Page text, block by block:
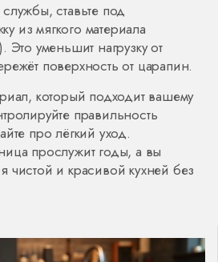
ставьте под
из мягкого материала
уменьшит нагрузку от
поверхность от царапин.
который подходит вашему
правильность
про лёгкий уход.
прослужит годы, а вы
чистой и красивой кухней без